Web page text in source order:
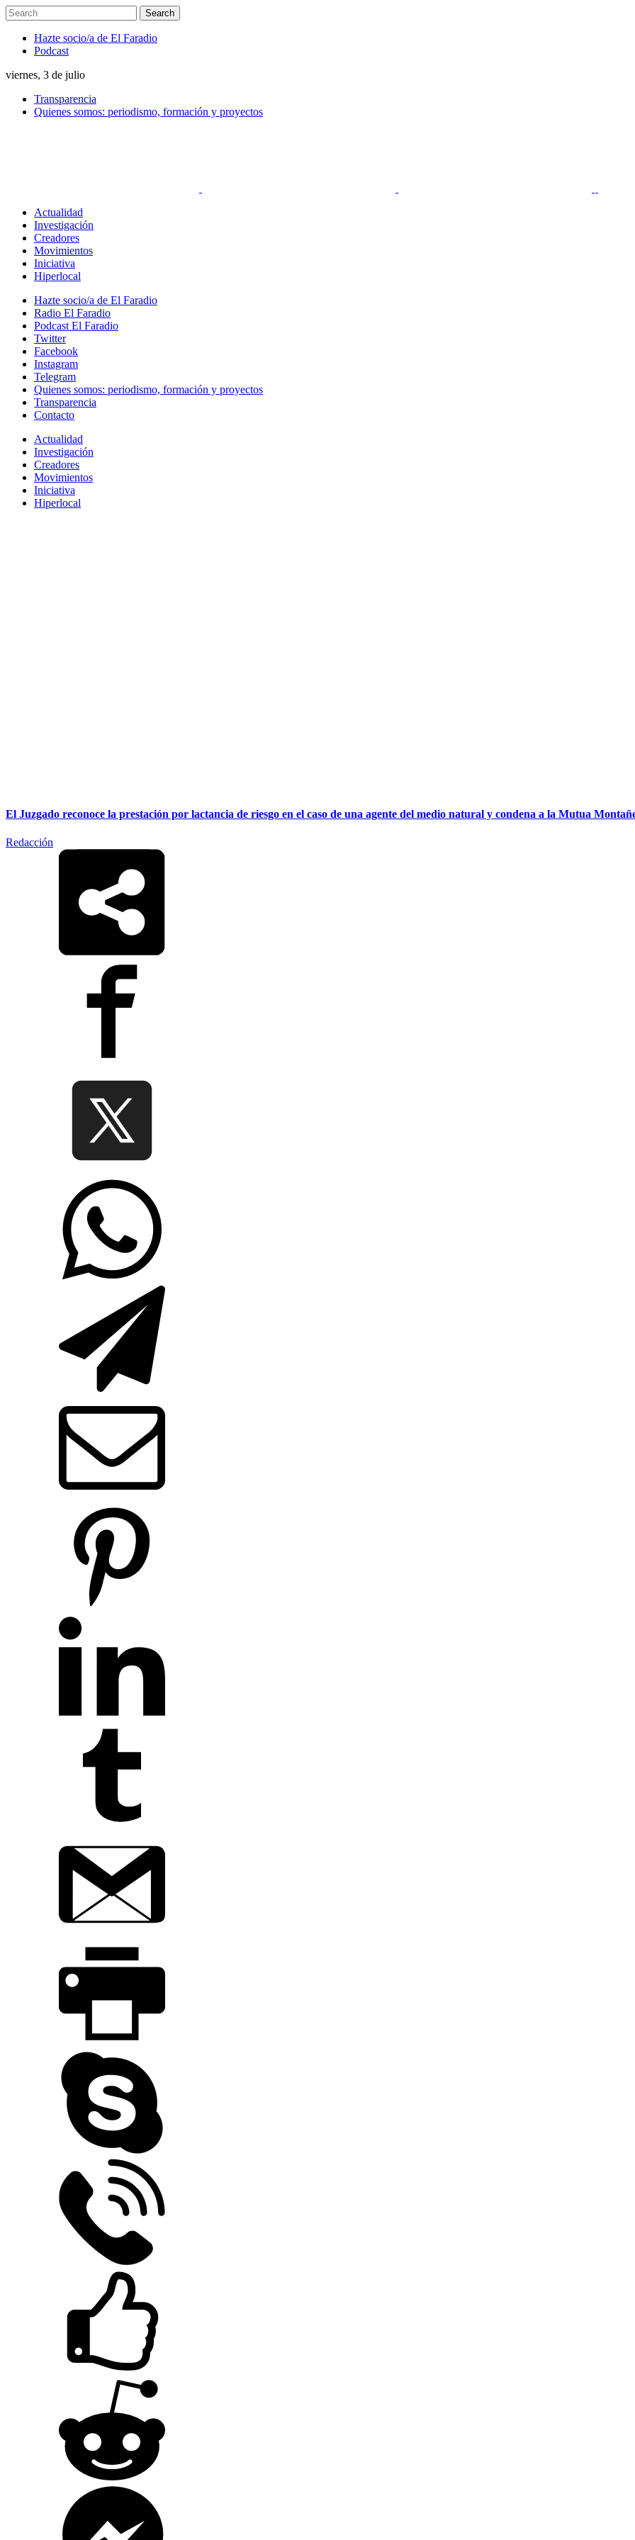
Hazte socio/a de El Faradio
Podcast
viernes, 3 de julio
Transparencia
Quienes somos: periodismo, formación y proyectos
Actualidad
Investigación
Creadores
Movimientos
Iniciativa
Hiperlocal
Hazte socio/a de El Faradio
Radio El Faradio
Podcast El Faradio
Twitter
Facebook
Instagram
Telegram
Quienes somos: periodismo, formación y proyectos
Transparencia
Contacto
Actualidad
Investigación
Creadores
Movimientos
Iniciativa
Hiperlocal
El Juzgado reconoce la prestación por lactancia de riesgo en el caso de una agente del medio natural y condena a la Mutua
Redacción